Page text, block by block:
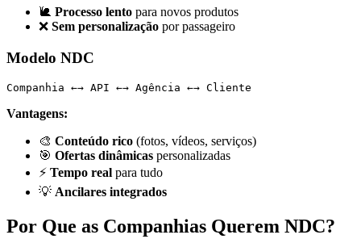
🐌 Processo lento para novos produtos
❌ Sem personalização por passageiro
Modelo NDC
Vantagens:
🎨 Conteúdo rico (fotos, vídeos, serviços)
🎯 Ofertas dinâmicas personalizadas
⚡ Tempo real para tudo
💡 Ancilares integrados
Por Que as Companhias Querem NDC?